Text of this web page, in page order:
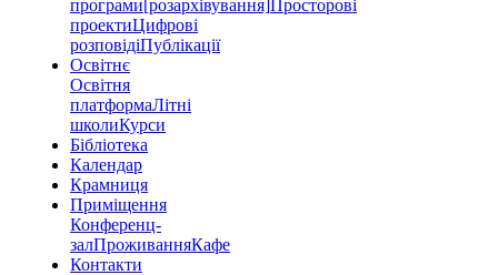
програми[розархівування]Просторові
проектиЦифрові
розповідіПублікації
Освітнє
Освітня
платформаЛітні
школиКурси
Бібліотека
Календар
Крамниця
Приміщення
Конференц-
залПроживанняКафе
Контакти